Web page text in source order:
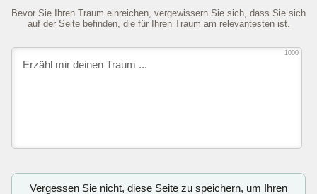
Bevor Sie Ihren Traum einreichen, vergewissern Sie sich, dass Sie sich
auf der Seite befinden, die für Ihren Traum am relevantesten ist.
1000
Vergessen Sie nicht, diese Seite zu speichern, um Ihren